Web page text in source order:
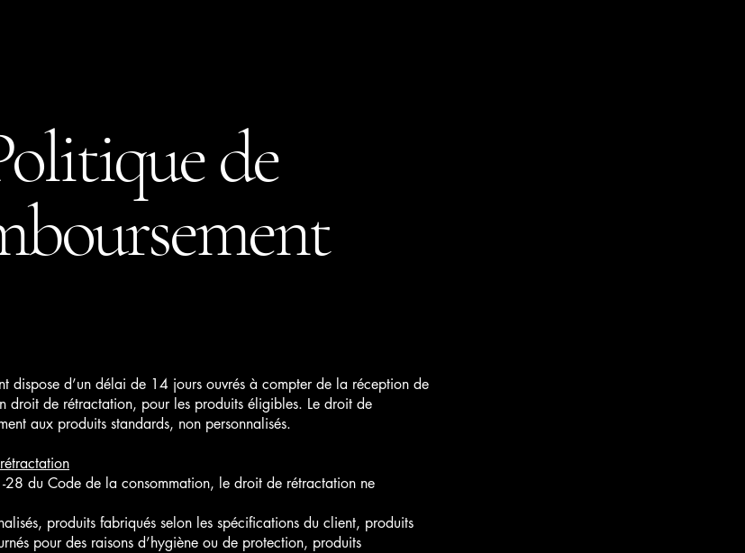
de
dispose d’un délai de 14 jours ouvrés à compter de la réception de
droit de rétractation, pour les produits éligibles. Le droit de
aux produits standards, non personnalisés.
28 du Code de la consommation, le droit de rétractation ne
produits fabriqués selon les spécifications du client, produits
pour des raisons d’hygiène ou de protection, produits